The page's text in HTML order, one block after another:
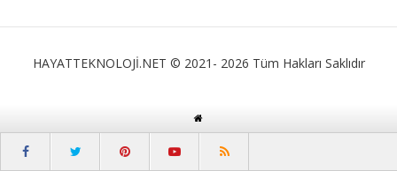
HAYATTEKNOLOJİ.NET © 2021- 2026 Tüm Hakları Saklıdır